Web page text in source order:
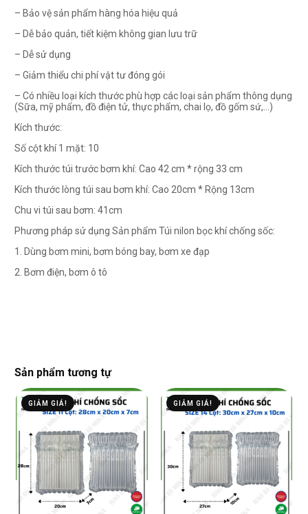
– Bảo vệ sản phẩm hàng hóa hiệu quả
– Dễ bảo quản, tiết kiệm không gian lưu trữ
– Dễ sử dụng
– Giảm thiểu chi phí vật tư đóng gói
– Có nhiều loại kích thước phù hợp các loại sản phẩm thông dụng
(Sữa, mỹ phẩm, đồ điện tử, thực phẩm, chai lọ, đồ gốm sứ,…)
Kích thước:
Số cột khí 1 mặt: 10
Kích thước túi trước bơm khí: Cao 42 cm * rộng 33 cm
Kích thước lòng túi sau bơm khí: Cao 20cm * Rộng 13cm
Chu vi túi sau bơm: 41cm
Phương pháp sử dụng Sản phẩm Túi nilon bọc khí chống sốc:
1. Dùng bơm mini, bơm bóng bay, bơm xe đạp
2. Bơm điện, bơm ô tô
Sản phẩm tương tự
GIẢM GIÁ! GIẢM GIÁ!